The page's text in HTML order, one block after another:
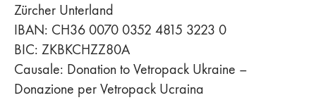
Zürcher Unterland
IBAN: CH36 0070 0352 4815 3223 0
BIC: ZKBKCHZZ80A
Causale: Donation to Vetropack Ukraine –
Donazione per Vetropack Ucraina